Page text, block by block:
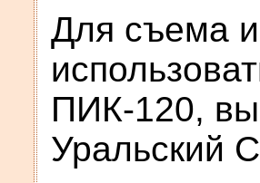
Для съема
ПИК-120,
Уральский